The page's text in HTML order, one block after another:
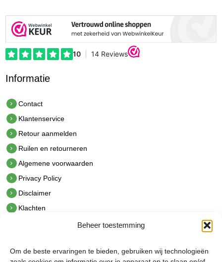
Beheer toestemming
Om de beste ervaringen te bieden, gebruiken wij technologieën
Informatie
Contact
Klantenservice
Retour aanmelden
Ruilen en retourneren
Algemene voorwaarden
Privacy Policy
Disclaimer
Klachten
hetindustriehuis B.V.
De Hoek 1 1601 MR Enkhuizen